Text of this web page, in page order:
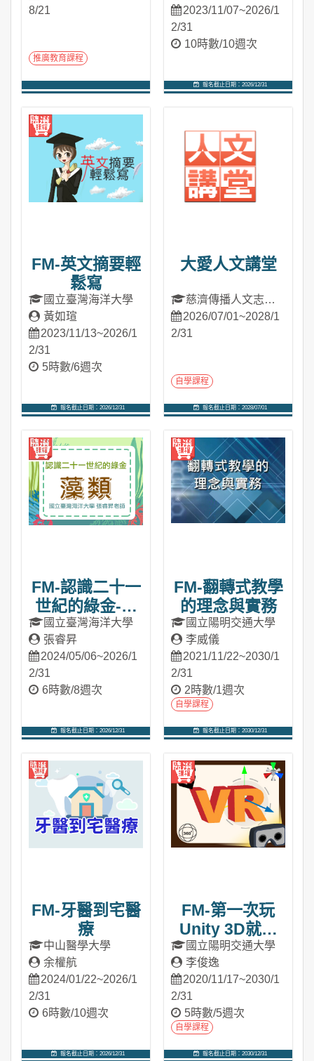
8/21
推廣教育課程
2023/11/07~2026/1
2/31
10時數/10週次
報名截止日期：2026/12/31
FM-英文摘要輕
鬆寫
國立臺灣海洋大學
黃如瑄
2023/11/13~2026/1
2/31
5時數/6週次
報名截止日期：2026/12/31
大愛人文講堂
慈濟傳播人文志業
基金會
2026/07/01~2028/1
2/31
自學課程
報名截止日期：2028/07/01
FM-認識二十一
世紀的綠金-藻
類
國立臺灣海洋大學
張睿昇
2024/05/06~2026/1
2/31
6時數/8週次
報名截止日期：2026/12/31
FM-翻轉式教學
的理念與實務
國立陽明交通大學
李威儀
2021/11/22~2030/1
2/31
2時數/1週次
自學課程
報名截止日期：2030/12/31
FM-牙醫到宅醫
療
中山醫學大學
余權航
2024/01/22~2026/1
2/31
6時數/10週次
報名截止日期：2026/12/31
FM-第一次玩
Unity 3D就上
手：VR實戰教
國立陽明交通大學
李俊逸
2020/11/17~2030/1
2/31
5時數/5週次
自學課程
報名截止日期：2030/12/31